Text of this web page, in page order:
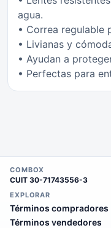
agua.
• Correa regulable
• Livianas y
• Ayudan a
• Perfectas para
COMBOX
CUIT 30-71743556-3
EXPLORAR
Términos compradores
Términos vendedores